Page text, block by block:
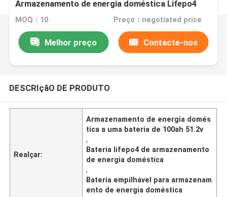
Armazenamento de energia doméstica Lifepo4
MOQ：10 Preço：negotiated price
Melhor preço Contacte-nos
DESCRIçãO DE PRODUTO
Realçar:
Armazenamento de energia domés
tica a uma bateria de 100ah 51.2v
,
Bateria lifepo4 de armazenamento
de energia doméstica
,
Bateria empilhável para armazenam
ento de energia doméstica